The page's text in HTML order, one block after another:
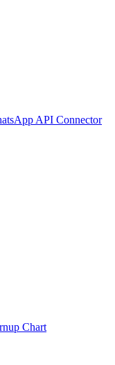
API Connector
Chart